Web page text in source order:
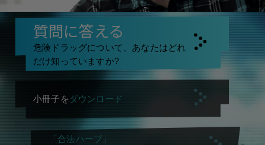
質問に答える
危険ドラッグについて、あなたはどれ
だけ知っていますか?
小冊子をダウンロード
「合法ハーブ」